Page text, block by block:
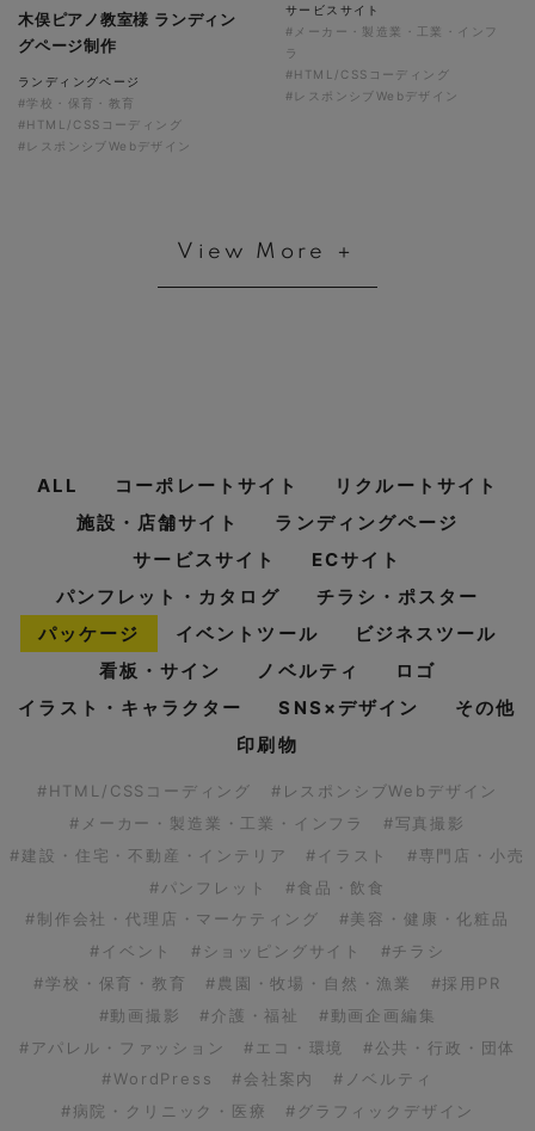
サービスサイト
#メーカー・製造業・工業・インフ
ラ
#HTML/CSSコーディング
#レスポンシブWebデザイン
木俣ピアノ教室様 ランディン
グページ制作
ランディングページ
#学校・保育・教育
#HTML/CSSコーディング
#レスポンシブWebデザイン
View More ＋
ALL コーポレートサイト
リクルートサイト
施設・店舗サイト
ランディングページ
サービスサイト
ECサイト
パンフレット・カタログ
チラシ・ポスター
パッケージ
イベントツール
ビジネスツール
看板・サイン
ノベルティ
ロゴ
イラスト・キャラクター
SNS×デザイン
その他
印刷物
#HTML/CSSコーディング
#レスポンシブWebデザイン
#メーカー・製造業・工業・インフラ
#写真撮影
#建設・住宅・不動産・インテリア
#イラスト
#専門店・小売
#パンフレット
#食品・飲食
#制作会社・代理店・マーケティング
#美容・健康・化粧品
#イベント
#ショッピングサイト
#チラシ
#学校・保育・教育
#農園・牧場・自然・漁業
#採用PR
#動画撮影
#介護・福祉
#動画企画編集
#アパレル・ファッション
#エコ・環境
#公共・行政・団体
#WordPress
#会社案内
#ノベルティ
#病院・クリニック・医療
#グラフィックデザイン